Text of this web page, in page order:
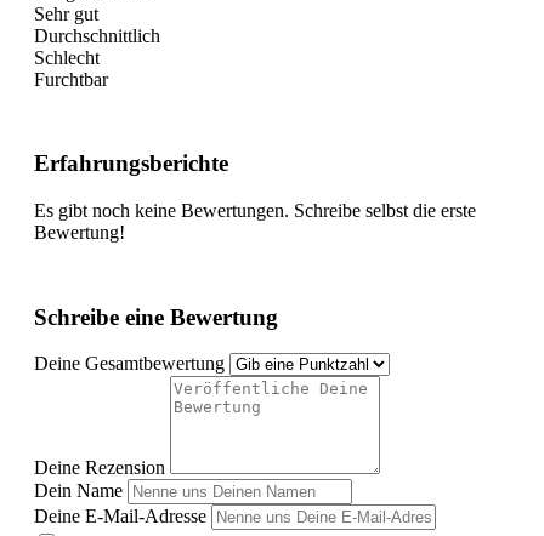
Sehr gut
Durchschnittlich
Schlecht
Furchtbar
Erfahrungsberichte
Es gibt noch keine Bewertungen. Schreibe selbst die erste
Bewertung!
Schreibe eine Bewertung
Deine Gesamtbewertung
Deine Rezension
Dein Name
Deine E-Mail-Adresse